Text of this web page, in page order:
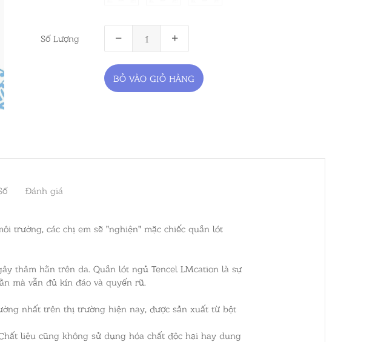
Số Lượng
BỎ VÀO GIỎ HÀNG
Đánh giá
trường, các chị em sẽ "nghiện" mặc chiếc quần lót
thâm hằn trên da. Quần lót ngủ Tencel LMcation là sự
mà vẫn đủ kín đáo và quyến rũ.
nhất trên thị trường hiện nay, được sản xuất từ bột
liệu cũng không sử dụng hóa chất độc hại hay dung